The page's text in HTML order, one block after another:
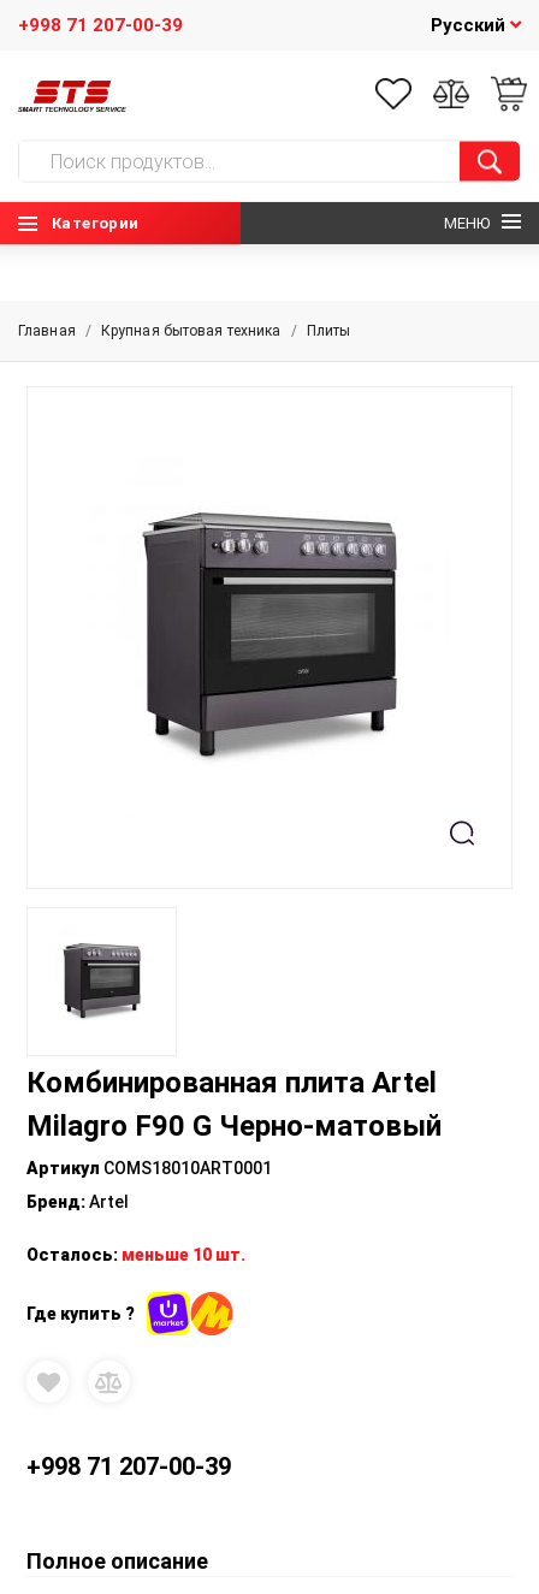
+998 71 207-00-39 Русский
Категории МЕНЮ
+99871 207-00-39 info@sts.uz
Главная / Крупная бытовая техника / Плиты
Комбинированная плита Artel
Milagro F90 G Черно-матовый
Артикул COMS18010ART0001
Бренд: Artel
Осталось: меньше 10 шт.
Где купить ?
+998 71 207-00-39
Полное описание